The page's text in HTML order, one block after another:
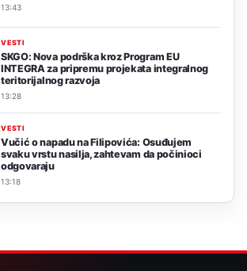
13:43
VESTI
SKGO: Nova podrška kroz Program EU
INTEGRA za pripremu projekata integralnog
teritorijalnog razvoja
13:28
VESTI
Vučić o napadu na Filipovića: Osuđujem
svaku vrstu nasilja, zahtevam da počinioci
odgovaraju
13:18